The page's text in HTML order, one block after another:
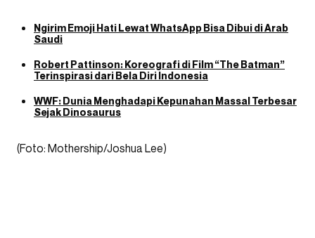
Ngirim Emoji Hati Lewat WhatsApp Bisa Dibui di Arab
Saudi
Robert Pattinson: Koreografi di Film “The Batman”
Terinspirasi dari Bela Diri Indonesia
WWF: Dunia Menghadapi Kepunahan Massal Terbesar
Sejak Dinosaurus
(Foto: Mothership/Joshua Lee)